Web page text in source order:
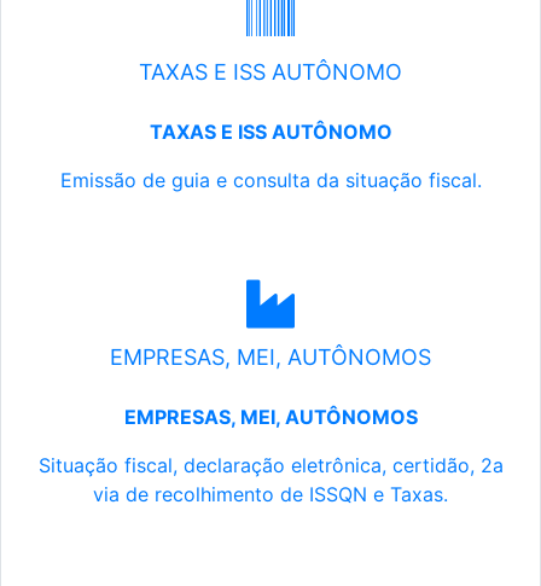
TAXAS E ISS AUTÔNOMO
TAXAS E ISS AUTÔNOMO
Emissão de guia e consulta da situação fiscal.
EMPRESAS, MEI, AUTÔNOMOS
EMPRESAS, MEI, AUTÔNOMOS
Situação fiscal, declaração eletrônica, certidão, 2a
via de recolhimento de ISSQN e Taxas.